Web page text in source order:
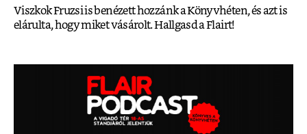
Viszkok Fruzsi is benézett hozzánk a Könyvhéten, és azt is
elárulta, hogy miket vásárolt. Hallgasd a Flairt!